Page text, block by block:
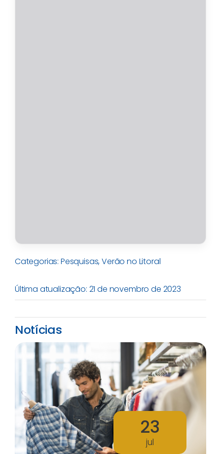
Categorias: Pesquisas,Verão no Litoral
Última atualização: 21 de novembro de 2023
Notícias
23
jul